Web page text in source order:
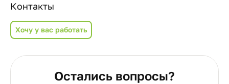
Контакты
Хочу у вас работать
Остались вопросы?